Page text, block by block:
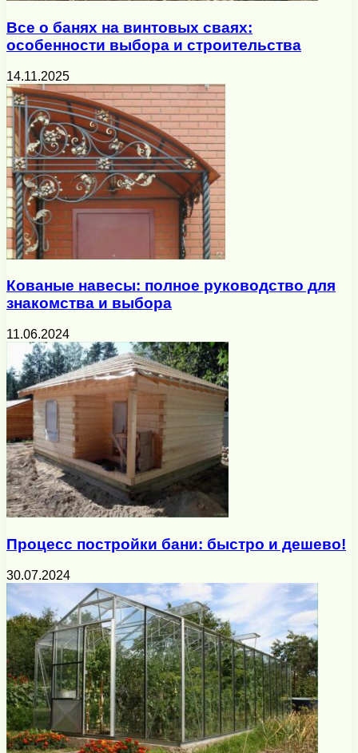
Все о банях на винтовых сваях:
особенности выбора и строительства
14.11.2025
Кованые навесы: полное руководство для
знакомства и выбора
11.06.2024
Процесс постройки бани: быстро и дешево!
30.07.2024